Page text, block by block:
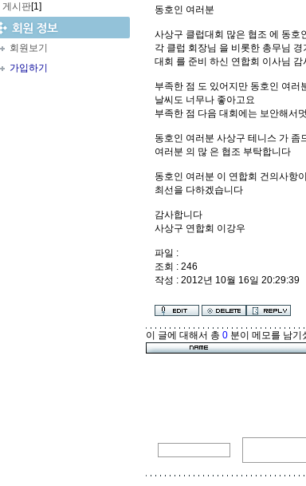
게시판[1]
회원보기
가입하기
동호인 여러분
사상구 클럽대회 많은 협조 에 동호
각 클럽 회장님 을 비롯한 총무님
대회 를 준비 하신 연합회 이사님 감
부족한 점 도 있어지만 동호인 여
날씨도 너무나 좋아고요
부족한 점 다음 대회에는 보안해서
동호인 여러분 사상구 테니스 가 좀
여러분 의 많 은 협조 부탁합니다
동호인 여러분 이 연합회 건의사항
최선을 다하겠습니다
감사합니다
사상구 연합회 이강우
파일 :
조회 : 246
작성 : 2012년 10월 16일 20:29:39
이 글에 대해서 총 0 분이 메모를 남기